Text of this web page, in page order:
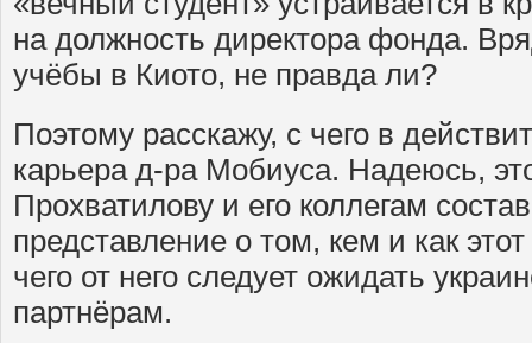
на должность директора фонда.
учёбы в Киото, не правда ли?
Поэтому расскажу, с чего в
карьера д-ра Мобиуса. Надеюсь,
Прохватилову и его коллегам
представление о том, кем и как
чего от него следует ожидать
партнёрам.